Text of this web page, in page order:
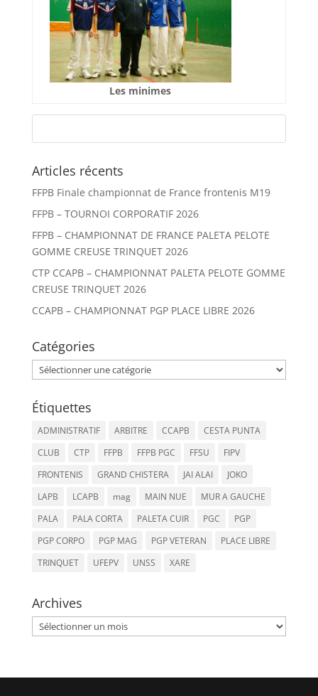
Les minimes
Articles récents
FFPB Finale championnat de France frontenis M19
FFPB – TOURNOI CORPORATIF 2026
FFPB – CHAMPIONNAT DE FRANCE PALETA PELOTE
GOMME CREUSE TRINQUET 2026
CTP CCAPB – CHAMPIONNAT PALETA PELOTE GOMME
CREUSE TRINQUET 2026
CCAPB – CHAMPIONNAT PGP PLACE LIBRE 2026
Catégories
Catégories
Étiquettes
ADMINISTRATIF ARBITRE CCAPB
CESTA PUNTA
CLUB
CTP FFPB FFPB PGC FFSU
FIPV
FRONTENIS
GRAND CHISTERA JAI ALAI
JOKO
LAPB
LCAPB mag MAIN NUE
MUR A GAUCHE
PALA
PALA CORTA PALETA CUIR PGC
PGP
PGP CORPO
PGP MAG PGP VETERAN
PLACE LIBRE
TRINQUET
UFEPV UNSS XARE
Archives
Archives